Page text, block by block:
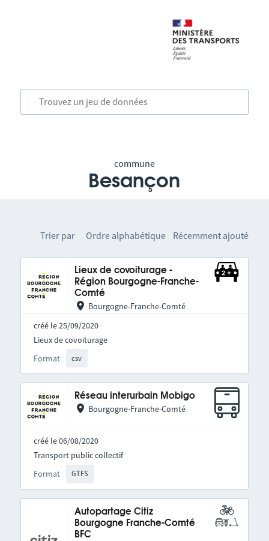
commune
Besançon
Trier par Ordre alphabétique Récemment ajouté
Lieux de covoiturage -
Région Bourgogne-Franche-
Comté
Bourgogne-Franche-Comté
créé le 25/09/2020
Format csv
Lieux de covoiturage
Réseau interurbain Mobigo
Bourgogne-Franche-Comté
créé le 06/08/2020
Format GTFS
Transport public collectif
Autopartage Citiz
Bourgogne Franche-Comté
BFC